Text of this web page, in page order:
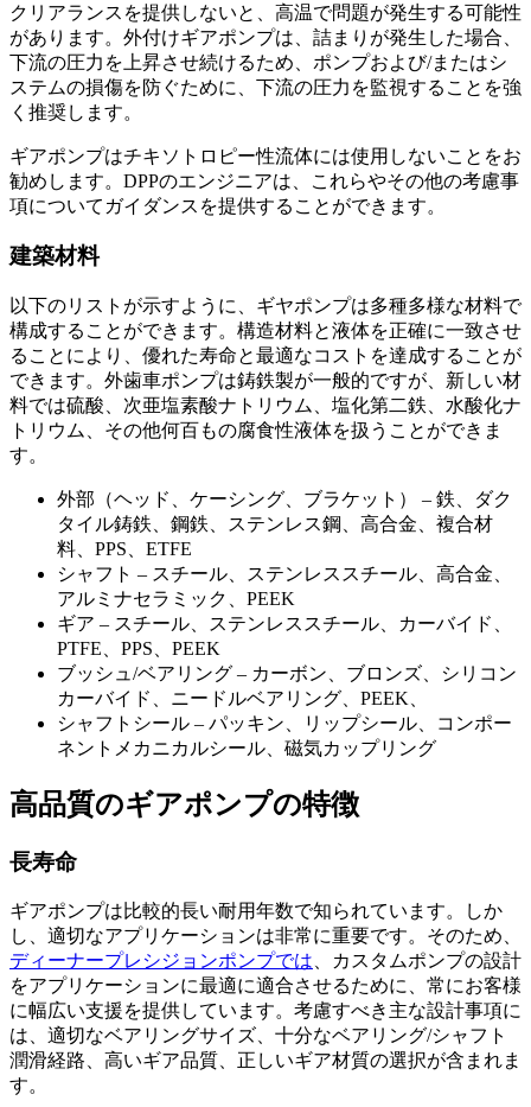
クリアランスを提供しないと、高温で問題が発生する可能性
があります。外付けギアポンプは、詰まりが発生した場合、
下流の圧力を上昇させ続けるため、ポンプおよび/またはシ
ステムの損傷を防ぐために、下流の圧力を監視することを強
く推奨します。
ギアポンプはチキソトロピー性流体には使用しないことをお
勧めします。DPPのエンジニアは、これらやその他の考慮事
項についてガイダンスを提供することができます。
建築材料
以下のリストが示すように、ギヤポンプは多種多様な材料で
構成することができます。構造材料と液体を正確に一致させ
ることにより、優れた寿命と最適なコストを達成することが
できます。外歯車ポンプは鋳鉄製が一般的ですが、新しい材
料では硫酸、次亜塩素酸ナトリウム、塩化第二鉄、水酸化ナ
トリウム、その他何百もの腐食性液体を扱うことができま
す。
外部（ヘッド、ケーシング、ブラケット） – 鉄、ダク
タイル鋳鉄、鋼鉄、ステンレス鋼、高合金、複合材
料、PPS、ETFE
シャフト – スチール、ステンレススチール、高合金、
アルミナセラミック、PEEK
ギア – スチール、ステンレススチール、カーバイド、
PTFE、PPS、PEEK
ブッシュ/ベアリング – カーボン、ブロンズ、シリコン
カーバイド、ニードルベアリング、PEEK、
シャフトシール – パッキン、リップシール、コンポー
ネントメカニカルシール、磁気カップリング
高品質のギアポンプの特徴
長寿命
ギアポンプは比較的長い耐用年数で知られています。しか
し、適切なアプリケーションは非常に重要です。そのため、
ディーナープレシジョンポンプでは、カスタムポンプの設計
をアプリケーションに最適に適合させるために、常にお客様
に幅広い支援を提供しています。考慮すべき主な設計事項に
は、適切なベアリングサイズ、十分なベアリング/シャフト
潤滑経路、高いギア品質、正しいギア材質の選択が含まれま
す。